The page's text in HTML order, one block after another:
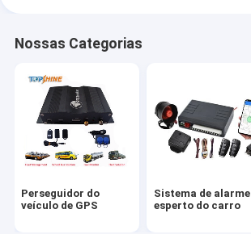
Rastreamento GPS de veículos
GPS Rastreamento de carro
Perseguidor de Ebike GPS
Controlador elétrico da bicicleta
Nossas Categorias
Perseguidor do
veículo de GPS
Sistema de alarme
esperto do carro